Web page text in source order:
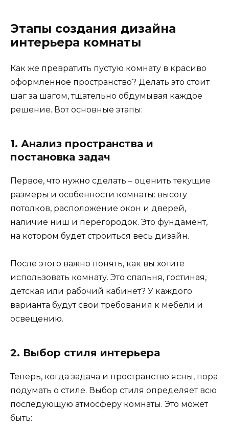
Этапы создания дизайна
интерьера комнаты
Как же превратить пустую комнату в красиво
оформленное пространство? Делать это стоит
шаг за шагом, тщательно обдумывая каждое
решение. Вот основные этапы:
1. Анализ пространства и
постановка задач
Первое, что нужно сделать – оценить текущие
размеры и особенности комнаты: высоту
потолков, расположение окон и дверей,
наличие ниш и перегородок. Это фундамент,
на котором будет строиться весь дизайн.
После этого важно понять, как вы хотите
использовать комнату. Это спальня, гостиная,
детская или рабочий кабинет? У каждого
варианта будут свои требования к мебели и
освещению.
2. Выбор стиля интерьера
Теперь, когда задача и пространство ясны, пора
подумать о стиле. Выбор стиля определяет всю
последующую атмосферу комнаты. Это может
быть: